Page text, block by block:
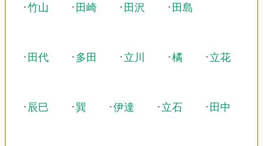
･竹山 ･ 田崎 ･ 田沢 ･ 田島
･ 田代 ･多田 ･立川 ･橘 ･立花
･ 辰巳 ･巽 ･伊達 ･立石 ･ 田中